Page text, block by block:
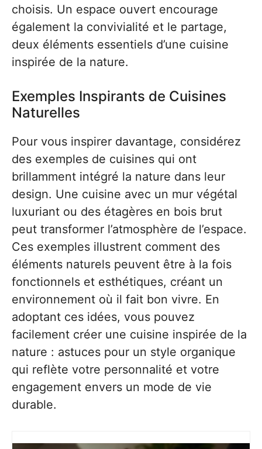
choisis. Un espace ouvert encourage
également la convivialité et le partage,
deux éléments essentiels d’une cuisine
inspirée de la nature.
Exemples Inspirants de Cuisines
Naturelles
Pour vous inspirer davantage, considérez
des exemples de cuisines qui ont
brillamment intégré la nature dans leur
design. Une cuisine avec un mur végétal
luxuriant ou des étagères en bois brut
peut transformer l’atmosphère de l’espace.
Ces exemples illustrent comment des
éléments naturels peuvent être à la fois
fonctionnels et esthétiques, créant un
environnement où il fait bon vivre. En
adoptant ces idées, vous pouvez
facilement créer une cuisine inspirée de la
nature : astuces pour un style organique
qui reflète votre personnalité et votre
engagement envers un mode de vie
durable.